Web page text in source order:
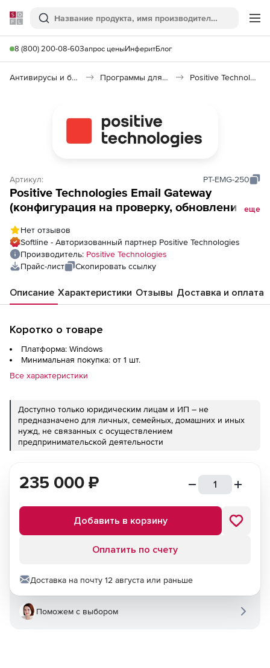
Softline
Поиск
8 (800) 200-08-60Запрос ценыИнферитБлог
Антивирусы и безопасность Программы для защиты информации Positive Technologies Email Gateway
Артикул: PT-EMG-250
Positive Technologies Email Gateway
(конфигурация на проверку, обновления в
ящиков
еще
Нет отзывов
Softline - Авторизованный партнер Positive Technologies
Производитель: Positive Technologies
Прайс-лист
Скопировать ссылку
Описание Характеристики Отзывы Доставка и оплата
Коротко о товаре
Платформа: Windows
Минимальная покупка: от 1 шт.
Все характеристики
Доступно только юридическим лицам и ИП – не
предназначено для личных, семейных, домашних и иных
нужд, не связанных с осуществлением
предпринимательской деятельности
235 000 ₽
Добавить в корзину
Оплатить по счету
Доставка на почту 12 августа или раньше
Поможем с выбором